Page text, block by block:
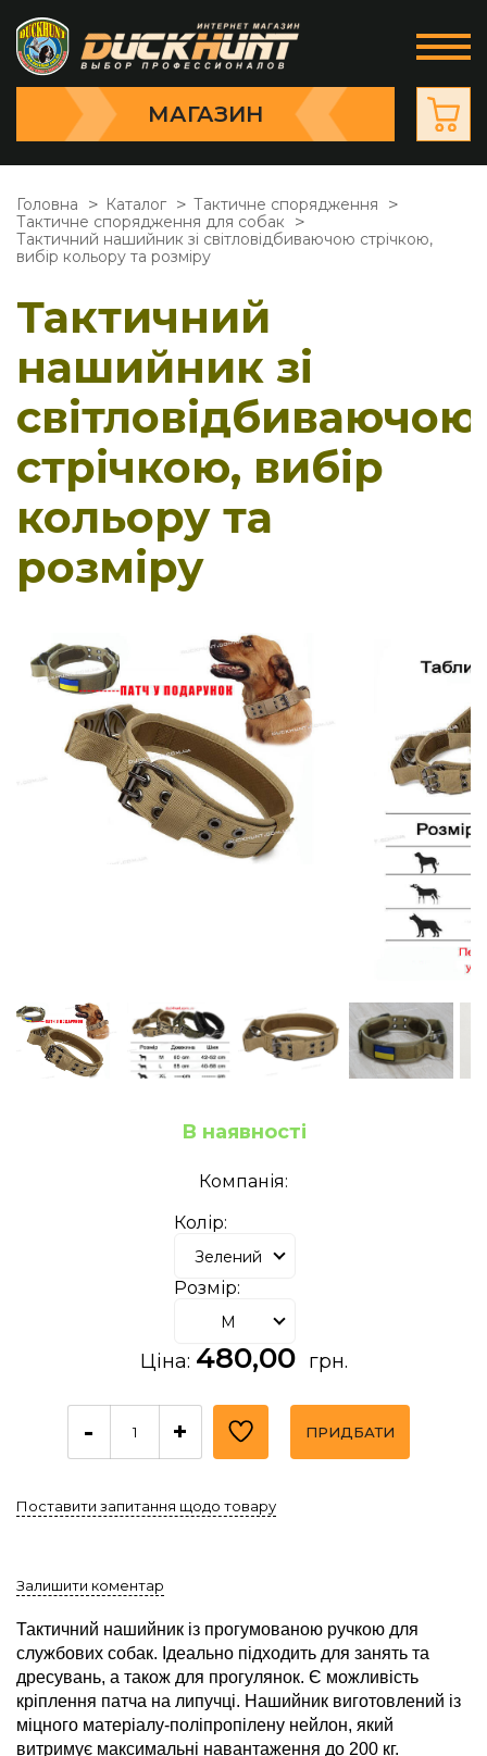
МАГАЗИН
Головна Каталог
Тактичне спорядження
Тактичне спорядження для собак
Тактичний нашийник зі світловідбиваючою стрічкою,
вибір кольору та розміру
Тактичний
нашийник зі
світловідбиваючою
стрічкою, вибір
кольору та
розміру
В наявності
Компанія:
Колір:
Зелений
Розмір:
M
Ціна: 480,00 грн.
- + ПРИДБАТИ
Поставити запитання щодо товару
Залишити коментар
Тактичний нашийник із прогумованою ручкою для
службових собак. Ідеально підходить для занять та
дресувань, а також для прогулянок. Є можливість
кріплення патча на липучці. Нашийник виготовлений із
міцного матеріалу-поліпропілену нейлон, який
витримує максимальні навантаження до 200 кг.